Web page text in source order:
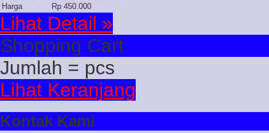
Harga
Rp 450.000
Lihat Detail »
Shopping Cart
Jumlah = pcs
Lihat Keranjang
Kontak Kami